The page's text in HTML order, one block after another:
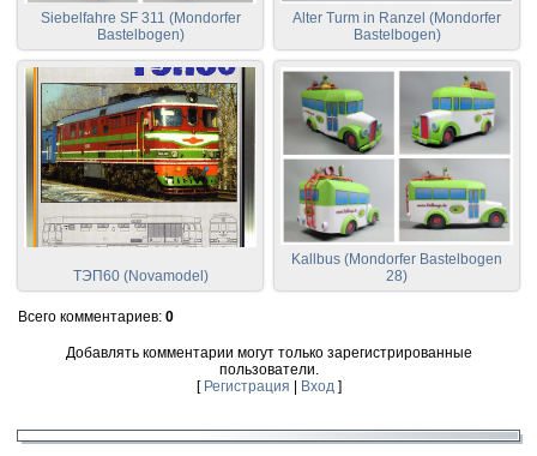
Siebelfahre SF 311 (Mondorfer
Bastelbogen)
Alter Turm in Ranzel (Mondorfer
Bastelbogen)
ТЭП60 (Novamodel)
Kallbus (Mondorfer Bastelbogen
28)
Всего комментариев: 0
Добавлять комментарии могут только зарегистрированные
пользователи.
[ Регистрация Вход]